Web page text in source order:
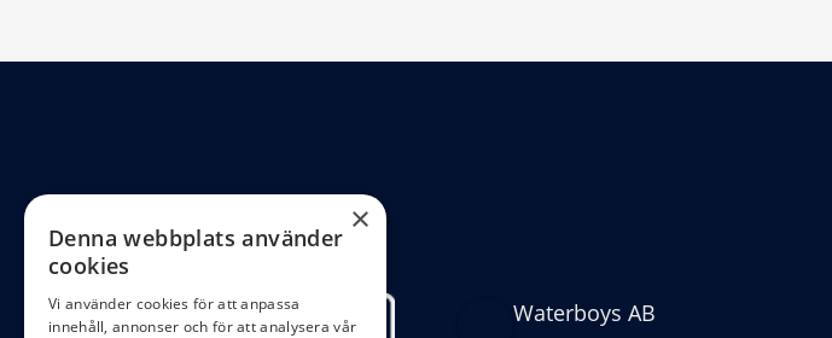
Waterboys AB
×
Denna webbplats använder
cookies
Vi använder cookies för att anpassa
innehåll, annonser och för att analysera vår